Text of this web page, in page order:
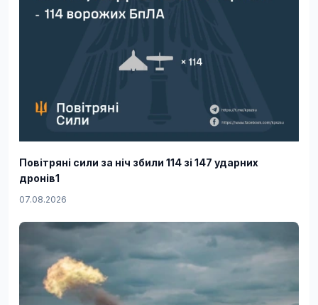
Повітряні сили за ніч збили 114 зі 147 ударних
дронів1
07.08.2026